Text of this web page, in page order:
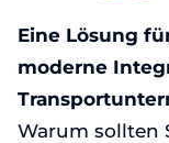
Eine Lösung
moderne
Warum sollten